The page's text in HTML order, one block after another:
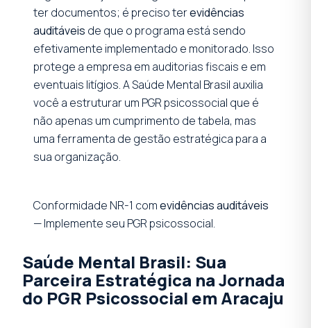
ter documentos; é preciso terevidências
auditáveis de que o programa está sendo
efetivamente implementado e monitorado. Isso
protege a empresa em auditorias fiscais e em
eventuais litígios. A Saúde Mental Brasil auxilia
você a estruturar um PGR psicossocial que é
não apenas um cumprimento de tabela, mas
uma ferramenta de gestão estratégica para a
sua organização.
Conformidade NR-1 comevidências auditáveis
— Implemente seu PGR psicossocial.
Saúde Mental Brasil: Sua
Parceira Estratégica na Jornada
do PGR Psicossocial em Aracaju